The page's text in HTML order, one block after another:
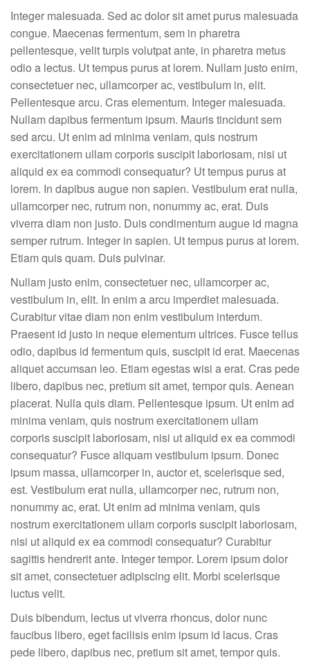
Integer malesuada. Sed ac dolor sit amet purus malesuada
congue. Maecenas fermentum, sem in pharetra
pellentesque, velit turpis volutpat ante, in pharetra metus
odio a lectus. Ut tempus purus at lorem. Nullam justo enim,
consectetuer nec, ullamcorper ac, vestibulum in, elit.
Pellentesque arcu. Cras elementum. Integer malesuada.
Nullam dapibus fermentum ipsum. Mauris tincidunt sem
sed arcu. Ut enim ad minima veniam, quis nostrum
exercitationem ullam corporis suscipit laboriosam, nisi ut
aliquid ex ea commodi consequatur? Ut tempus purus at
lorem. In dapibus augue non sapien. Vestibulum erat nulla,
ullamcorper nec, rutrum non, nonummy ac, erat. Duis
viverra diam non justo. Duis condimentum augue id magna
semper rutrum. Integer in sapien. Ut tempus purus at lorem.
Etiam quis quam. Duis pulvinar.
Nullam justo enim, consectetuer nec, ullamcorper ac,
vestibulum in, elit. In enim a arcu imperdiet malesuada.
Curabitur vitae diam non enim vestibulum interdum.
Praesent id justo in neque elementum ultrices. Fusce tellus
odio, dapibus id fermentum quis, suscipit id erat. Maecenas
aliquet accumsan leo. Etiam egestas wisi a erat. Cras pede
libero, dapibus nec, pretium sit amet, tempor quis. Aenean
placerat. Nulla quis diam. Pellentesque ipsum. Ut enim ad
minima veniam, quis nostrum exercitationem ullam
corporis suscipit laboriosam, nisi ut aliquid ex ea commodi
consequatur? Fusce aliquam vestibulum ipsum. Donec
ipsum massa, ullamcorper in, auctor et, scelerisque sed,
est. Vestibulum erat nulla, ullamcorper nec, rutrum non,
nonummy ac, erat. Ut enim ad minima veniam, quis
nostrum exercitationem ullam corporis suscipit laboriosam,
nisi ut aliquid ex ea commodi consequatur? Curabitur
sagittis hendrerit ante. Integer tempor. Lorem ipsum dolor
sit amet, consectetuer adipiscing elit. Morbi scelerisque
luctus velit.
Duis bibendum, lectus ut viverra rhoncus, dolor nunc
faucibus libero, eget facilisis enim ipsum id lacus. Cras
pede libero, dapibus nec, pretium sit amet, tempor quis.